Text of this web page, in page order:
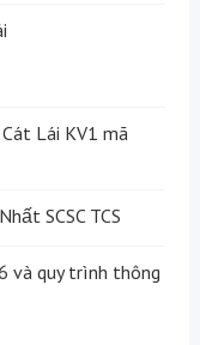
Cát Lái KV1 mã
SCSC TCS
và quy trình thông